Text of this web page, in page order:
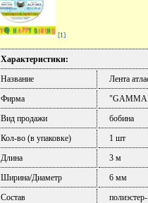
[1]
Характеристики:
Название
Лента
Фирма
Вид продажи
бобина
Кол-во (в упаковке)
1 шт
Длина
3 м
Ширина/Диаметр
6 мм
Состав